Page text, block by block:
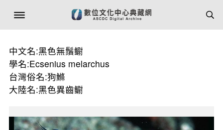
中文名:黑色無鬚鳚
學名:Ecsenius melarchus
台灣俗名:狗鰷
大陸名:黑色異齒鳚